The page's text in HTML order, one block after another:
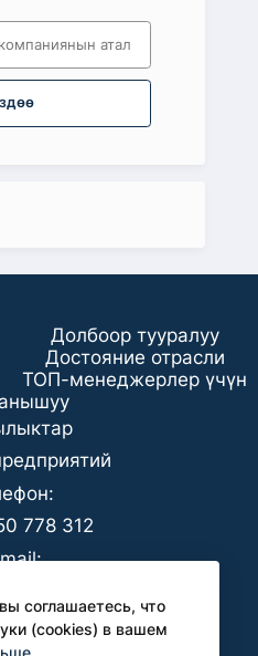
соглашаетесь, что
(cookies) в вашем
Долбоор тууралуу
Достояние отрасли
ТОП-менеджерлер үчүн
778 312
үчүн: